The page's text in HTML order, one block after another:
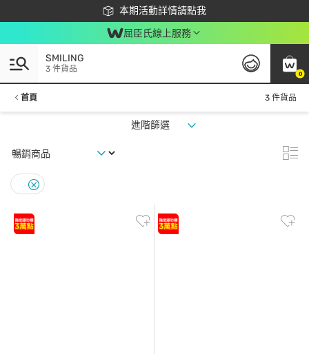
本期活動詳情請點我
下載app最高回饋$350
屈臣氏線上服務
0
SMILING
3 件貨品
首頁 3 件貨品
進階篩選